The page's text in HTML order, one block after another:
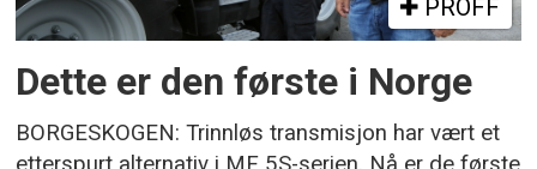
PROFF
Dette er den første i Norge
BORGESKOGEN: Trinnløs transmisjon har vært et